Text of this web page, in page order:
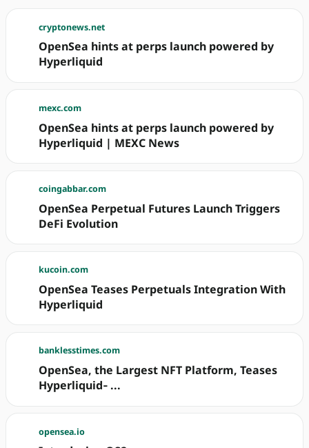
cryptonews.net
OpenSea hints at perps launch powered by
Hyperliquid
mexc.com
OpenSea hints at perps launch powered by
Hyperliquid | MEXC News
coingabbar.com
OpenSea Perpetual Futures Launch Triggers
DeFi Evolution
kucoin.com
OpenSea Teases Perpetuals Integration With
Hyperliquid
banklesstimes.com
OpenSea, the Largest NFT Platform, Teases
Hyperliquid‑ ...
opensea.io